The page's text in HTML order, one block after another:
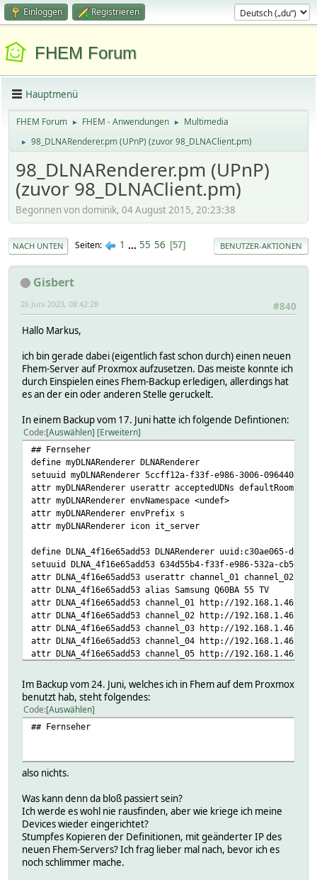
Einloggen Registrieren
FHEM Forum
Hauptmenü
FHEM Forum ► FHEM - Anwendungen ► Multimedia
► 98_DLNARenderer.pm (UPnP) (zuvor 98_DLNAClient.pm)
98_DLNARenderer.pm (UPnP)
(zuvor 98_DLNAClient.pm)
Begonnen von dominik, 04 August 2015, 20:23:38
NACH UNTEN Seiten 1 ... 55 56 57 BENUTZER-AKTIONEN
Gisbert
#840
26 Juni 2023, 08:42:28
Hallo Markus,
ich bin gerade dabei (eigentlich fast schon durch) einen neuen
Fhem-Server auf Proxmox aufzusetzen. Das meiste konnte ich
durch Einspielen eines Fhem-Backup erledigen, allerdings hat
es an der ein oder anderen Stelle geruckelt.
In einem Backup vom 17. Juni hatte ich folgende Defintionen:
Code Auswählen Erweitern
## Fernseher
define myDLNARenderer DLNARenderer
setuuid myDLNARenderer 5ccff12a-f33f-e986-3006-
attr myDLNARenderer userattr acceptedUDNs defaultRoom
attr myDLNARenderer envNamespace <undef>
attr myDLNARenderer envPrefix s
attr myDLNARenderer icon it_server
define DLNA_4f16e65add53 DLNARenderer uuid:c30ae065-
setuuid DLNA_4f16e65add53 634d55b4-f33f-e986-532a-
attr DLNA_4f16e65add53 userattr channel_01 channel_02
attr DLNA_4f16e65add53 alias Samsung Q60BA 55 TV
attr DLNA_4f16e65add53 channel_01 http://
attr DLNA_4f16e65add53 channel_02 http://
attr DLNA_4f16e65add53 channel_03 http://
attr DLNA_4f16e65add53 channel_04 http://
attr DLNA_4f16e65add53 channel_05 http://
attr DLNA_4f16e65add53 channel_07 http://
attr DLNA_4f16e65add53 icon it_television
attr DLNA_4f16e65add53 webCmd volume
define SamsungTV SamsungAV 192.168.1.50 8001
attr SamsungTV icon it_television
attr SamsungTV screenURI http://192.168.1.46/MDAlarm.jpg
Im Backup vom 24. Juni, welches ich in Fhem auf dem Proxmox
benutzt hab, steht folgendes:
Code Auswählen
## Fernseher
also nichts.
Was kann denn da bloß passiert sein?
Ich werde es wohl nie rausfinden, aber wie kriege ich meine
Devices wieder eingerichtet?
Stumpfes Kopieren der Definitionen, mit geänderter IP des
neuen Fhem-Servers? Ich frag lieber mal nach, bevor ich es
noch schlimmer mache.